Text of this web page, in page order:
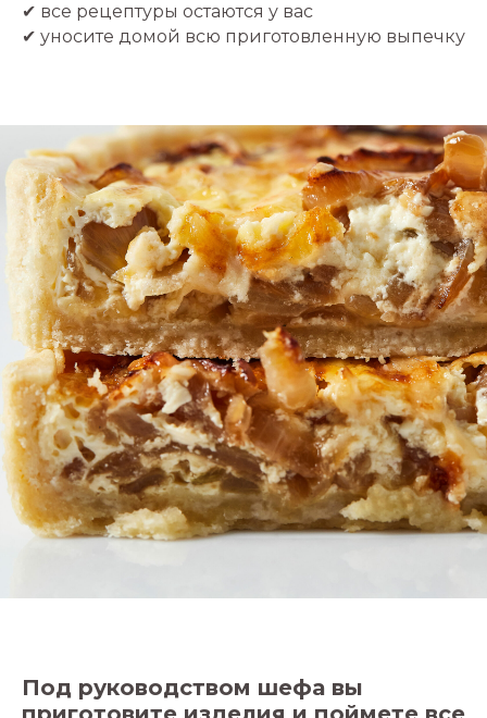
✔ все рецептуры остаются у вас
✔ уносите домой всю приготовленную выпечку
Под руководством шефа вы